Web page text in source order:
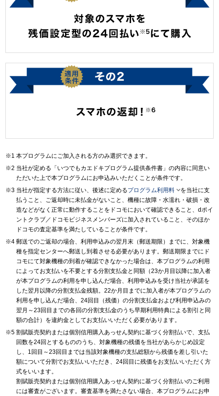
本プログラムにご加入される方のみ選択できます。
当社が定める「いつでもカエドキプログラム提供条件書」の内容に同意い
ただいた上で本プログラムにお申込みいただくことが条件です。
当社が指定する方法に従い、後述に定めるプログラム利用料を当社に支
払うこと、ご返却時に未払金がないこと、機種に故障・水濡れ・破損・改
造などがなく正常に動作することをドコモにおいて確認できること、dポイ
ントクラブ／ドコモビジネスメンバーズに加入されていること、そのほか
ドコモの査定基準を満たしていることが条件です。
郵送でのご返却の場合、利用申込みの翌月末（郵送期限）までに、対象機
種を指定センターへ郵送し到着させる必要があります。郵送期限までにド
コモにて対象機種の到着が確認できなかった場合は、本プログラムの利用
によってお支払いを不要とする分割支払金と同額（23か月目以降に加入者
が本プログラムの利用を申し込んだ場合、利用申込みを受け当社が承諾を
した翌月以降の分割支払金残額。22か月目までに加入者が本プログラムの
利用を申し込んだ場合、24回目（残価）の分割支払金および利用申込みの
翌月～23回目までの各回の分割支払金のうち早期利用特典による割引と同
額の合計）を違約金としてお支払いいただく必要があります。
割賦販売契約または個別信用購入あっせん契約に基づく分割払いで、支払
回数を24回とするもののうち、対象機種の残価を当社があらかじめ設定
し、1回目～23回目までは当該対象機種の支払総額から残価を差し引いた
額について分割でお支払いいただき、24回目に残価をお支払いいただく方
式をいいます。
割賦販売契約または個別信用購入あっせん契約に基づく分割払いのご利用
には審査がございます。審査基準を満たさない場合、本プログラムにお申